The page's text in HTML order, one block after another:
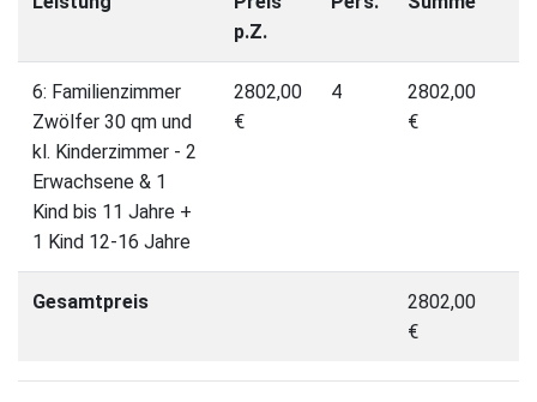
p.Z.
6: Familienzimmer
Zwölfer 30 qm und
kl. Kinderzimmer - 2
Erwachsene & 1
Kind bis 11 Jahre +
1 Kind 12-16 Jahre
2802,00
€
4
2802,00
€
Gesamtpreis
2802,00
€